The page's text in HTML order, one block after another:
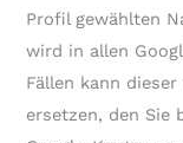
Profil gewählten
wird in allen
Fällen kann
ersetzen, den Sie